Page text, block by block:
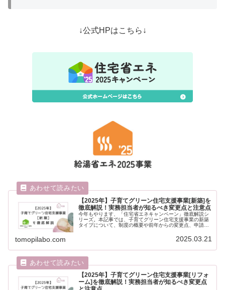
↓公式HPはこちら↓
【2025年】子育てグリーン住宅支援事業[新築]を
徹底解説！実務担当者が知るべき変更点と注意点
今年もやります、「住宅省エネキャンペーン」徹底解説シ
リーズ。本記事では、子育てグリーン住宅支援事業の新築
タイプについて、制度の概要や前年からの変更点、申請に
tomopilabo.com 2025.03.21
【2025年】子育てグリーン住宅支援事業[リフォ
ーム]を徹底解説！実務担当者が知るべき変更点